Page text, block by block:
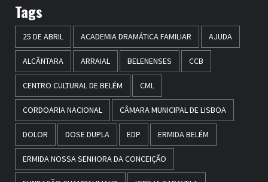
Tags
25 DE ABRIL ACADEMIA DRAMÁTICA FAMILIAR AJUDA
ALCÂNTARA ARRAIAL BELENENSES CCB
CENTRO CULTURAL DE BELÉM CML
CORDOARIA NACIONAL CÂMARA MUNICIPAL DE LISBOA
DOLOR DOSE DUPLA EDP ERMIDA BELÉM
ERMIDA NOSSA SENHORA DA CONCEIÇÃO